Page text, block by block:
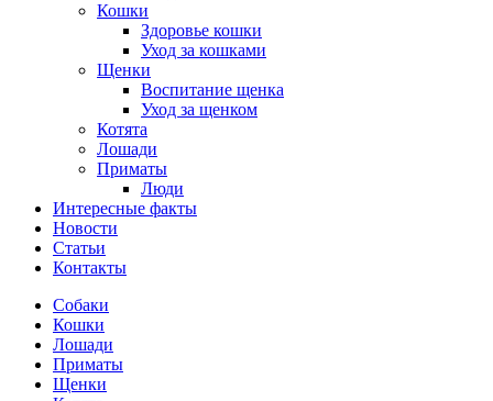
Кошки
Здоровье кошки
Уход за кошками
Щенки
Воспитание щенка
Уход за щенком
Котята
Лошади
Приматы
Люди
Интересные факты
Новости
Статьи
Контакты
Собаки
Кошки
Лошади
Приматы
Щенки